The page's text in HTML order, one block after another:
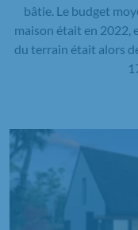
bâtie. Le budget
maison était en 2022,
du terrain était alors